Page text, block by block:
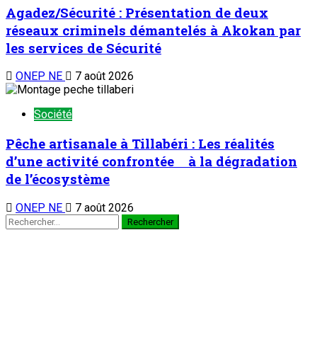
Agadez/Sécurité : Présentation de deux
réseaux criminels démantelés à Akokan par
les services de Sécurité
ONEP NE 7 août 2026
Société
Pêche artisanale à Tillabéri : Les réalités
d’une activité confrontée à la dégradation
de l’écosystème
ONEP NE 7 août 2026